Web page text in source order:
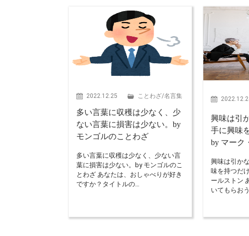
2022.12.25 ことわざ/名言集
多い言葉に収穫は少なく、少
ない言葉に損害は少ない。by
モンゴルのことわざ
多い言葉に収穫は少なく、少ない言
葉に損害は少ない。by モンゴルのこ
とわざ あなたは、おしゃべりが好き
ですか？タイトルの…
興味は引
手に興味
by マーク
興味は引か
味を持つだ
ールストン
いてもらお